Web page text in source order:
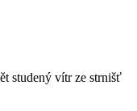
studený vítr ze strnišť